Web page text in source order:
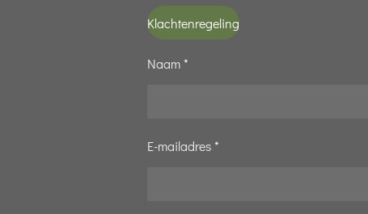
Klachtenregeling
Naam *
E-mailadres *